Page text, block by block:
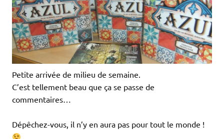
Petite arrivée de milieu de semaine.
C’est tellement beau que ça se passe de
commentaires…
Dépêchez-vous, il n’y en aura pas pour tout le monde !